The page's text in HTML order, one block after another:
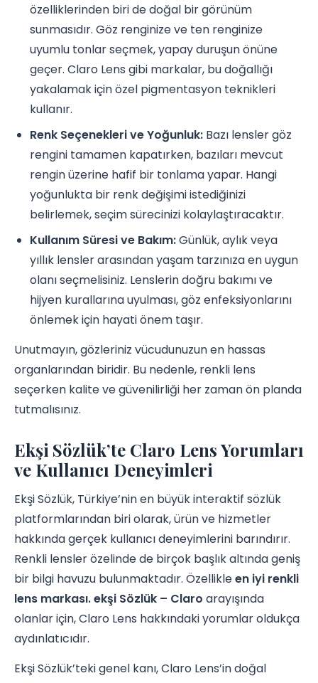
özelliklerinden biri de doğal bir görünüm
sunmasıdır. Göz renginize ve ten renginize
uyumlu tonlar seçmek, yapay duruşun önüne
geçer. Claro Lens gibi markalar, bu doğallığı
yakalamak için özel pigmentasyon teknikleri
kullanır.
Renk Seçenekleri ve Yoğunluk: Bazı lensler göz
rengini tamamen kapatırken, bazıları mevcut
rengin üzerine hafif bir tonlama yapar. Hangi
yoğunlukta bir renk değişimi istediğinizi
belirlemek, seçim sürecinizi kolaylaştıracaktır.
Kullanım Süresi ve Bakım:Günlük, aylık veya
yıllık lensler arasından yaşam tarzınıza en uygun
olanı seçmelisiniz. Lenslerin doğru bakımı ve
hijyen kurallarına uyulması, göz enfeksiyonlarını
önlemek için hayati önem taşır.
Unutmayın, gözleriniz vücudunuzun en hassas
organlarından biridir. Bu nedenle, renkli lens
seçerken kalite ve güvenilirliği her zaman ön planda
tutmalısınız.
Ekşi Sözlük’te Claro Lens Yorumları
ve Kullanıcı Deneyimleri
Ekşi Sözlük, Türkiye’nin en büyük interaktif sözlük
platformlarından biri olarak, ürün ve hizmetler
hakkında gerçek kullanıcı deneyimlerini barındırır.
Renkli lensler özelinde de birçok başlık altında geniş
bir bilgi havuzu bulunmaktadır. Özellikleen iyi renkli
lens markası. ekşi Sözlük – Claro arayışında
olanlar için, Claro Lens hakkındaki yorumlar oldukça
aydınlatıcıdır.
Ekşi Sözlük’teki genel kanı, Claro Lens’in doğal